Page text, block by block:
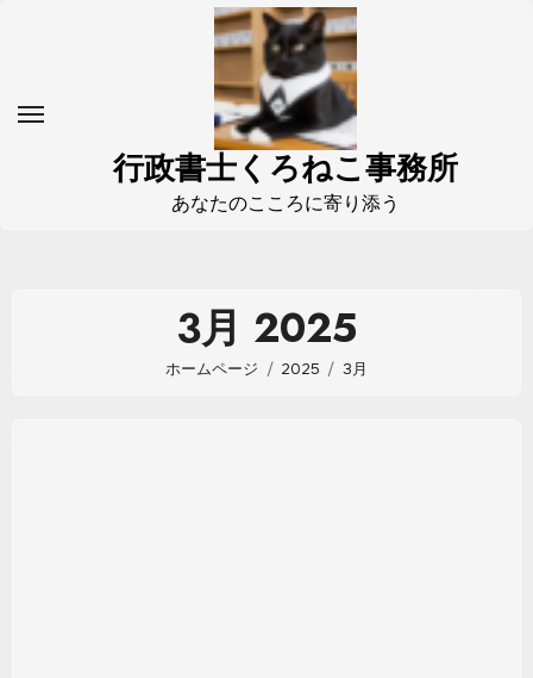
行政書士くろねこ事務所
あなたのこころに寄り添う
3月 2025
ホームページ 2025 3月